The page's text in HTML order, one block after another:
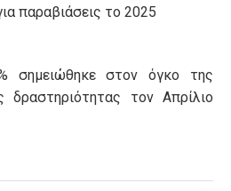
παραβιάσεις το 2025
σημειώθηκε στον όγκο της
δραστηριότητας τον Απρίλιο